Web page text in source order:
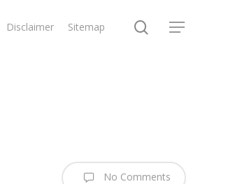
Disclaimer Sitemap search
Menu
No Comments